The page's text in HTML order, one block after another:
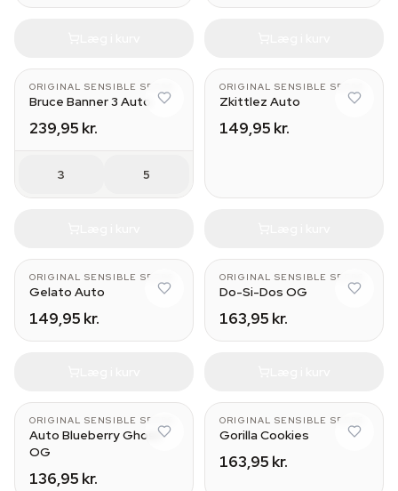
ORIGINAL SENSIBLE SEEDS
Bruce Banner 3 Auto
239,95 kr.
3 5
ORIGINAL SENSIBLE SEEDS
Zkittlez Auto
149,95 kr.
ORIGINAL SENSIBLE SEEDS
Gelato Auto
149,95 kr.
ORIGINAL SENSIBLE SEEDS
Do-Si-Dos OG
163,95 kr.
ORIGINAL SENSIBLE SEEDS
Auto Blueberry Ghost
OG
136,95 kr.
ORIGINAL SENSIBLE SEEDS
Gorilla Cookies
163,95 kr.